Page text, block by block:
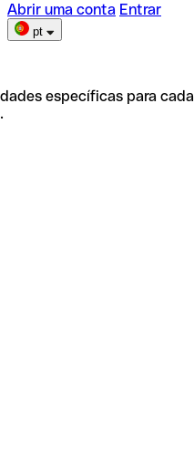
Abrir uma conta Entrar
pt
específicas para cada